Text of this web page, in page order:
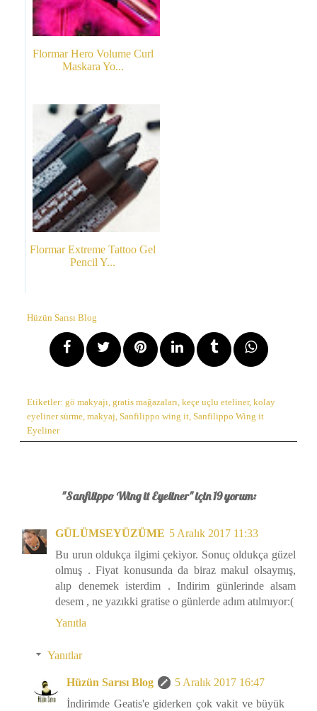
Flormar Hero Volume Curl
Maskara Yo...
Flormar Extreme Tattoo Gel
Pencil Y...
Hüzün Sarısı Blog
Etiketler: gö makyajı, gratis mağazaları, keçe uçlu eteliner, kolay
eyeliner sürme, makyaj, Sanfilippo wing it, Sanfilippo Wing it
Eyeliner
"Sanfilippo Wing it Eyeliner" için 19 yorum:
GÜLÜMSEYÜZÜME 5 Aralık 2017 11:33
Bu urun oldukça ilgimi çekiyor. Sonuç oldukça güzel
olmuş . Fiyat konusunda da biraz makul olsaymış,
alıp denemek isterdim . Indirim günlerinde alsam
desem , ne yazıkki gratise o günlerde adım atılmıyor:(
Yanıtla
Yanıtlar
Hüzün Sarısı Blog
5 Aralık 2017 16:47
İndirimde Geatis'e giderken çok vakit ve büyük